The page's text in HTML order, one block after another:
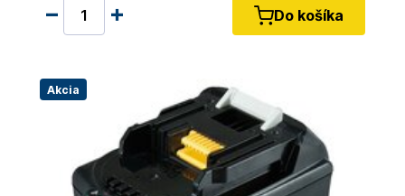
Do košíka
Akcia